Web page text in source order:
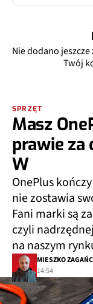
Nie dodano
Twój
SPRZĘT
Masz
prawie za
W
OnePlus
nie zostawia
Fani marki są
czyli
na naszym
MIESZKO
14:54